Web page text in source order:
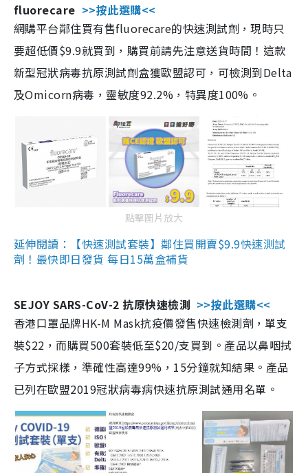
fluorecare >>按此選購<<
網購平台鄰住買有售fluorecare的快速測試劑，現時只
要超低價$9.9就買到，購買前請先注意送貨時間！這款
新型冠狀病毒抗原測試劑盒獲歐盟認可，可檢測到Delta
及Omicorn病毒，靈敏度92.2%，特異度100%。
點擊圖片放大
延伸閱讀：【快速測試套裝】鄰住買開賣$9.9快速測試
劑！最快即日發貨 每日15萬盒補貨
SEJOY SARS-CoV-2 抗原快速檢測 >>按此選購<<
香港口罩品牌HK-M Mask抗疫價發售快速檢測劑，單支
裝$22，而購買500套裝低至$20/支買到。產品以鼻咽拭
子方式採樣，準確性高達99%，15分鐘就知結果。產品
已列在歐盟2019冠狀病毒病快速抗原測試通用名單。